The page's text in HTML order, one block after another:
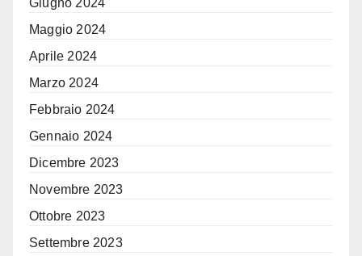
Giugno 2024
Maggio 2024
Aprile 2024
Marzo 2024
Febbraio 2024
Gennaio 2024
Dicembre 2023
Novembre 2023
Ottobre 2023
Settembre 2023